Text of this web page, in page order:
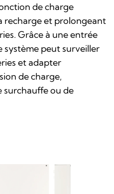
de charge
recharge et prolongeant
Grâce à une entrée
système peut surveiller
et adapter
de charge,
surchauffe ou de